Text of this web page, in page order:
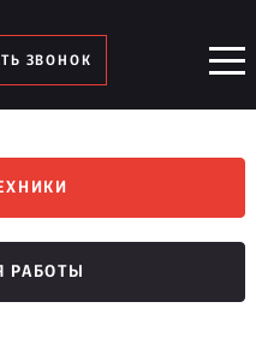
ЗВОНОК
РАБОТЫ